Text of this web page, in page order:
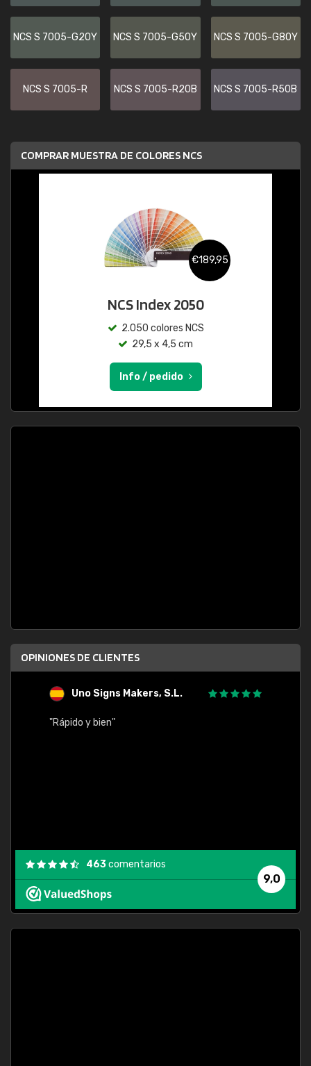
NCS S 7005-G20Y NCS S 7005-G50Y NCS S 7005-G80Y
NCS S 7005-R NCS S 7005-R20B NCS S 7005-R50B
COMPRAR MUESTRA DE COLORES NCS
€189,95
NCS Index 2050
2.050 colores NCS
29,5 x 4,5 cm
Info / pedido
OPINIONES DE CLIENTES
Uno Signs Makers, S.L.
"Rápido y bien"
9,0
463comentarios